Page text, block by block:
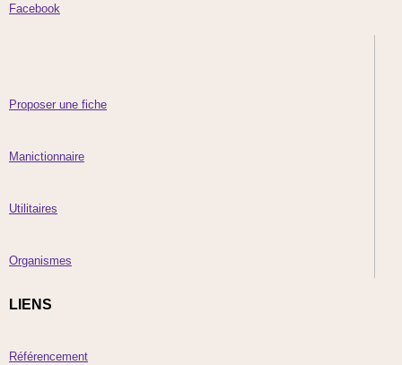
Facebook
Proposer une fiche
Manictionnaire
Utilitaires
Organismes
LIENS
Référencement